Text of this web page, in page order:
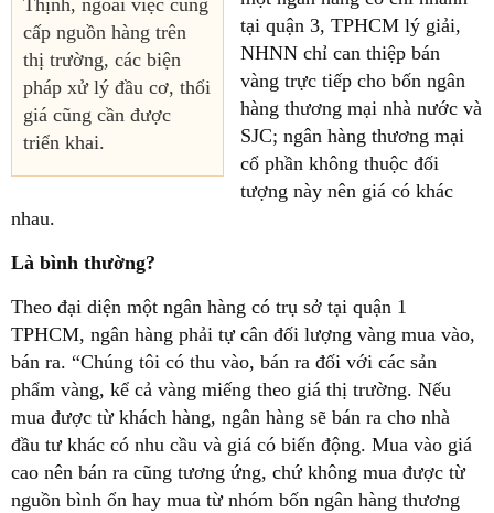
Thịnh, ngoài việc cung
cấp nguồn hàng trên
thị trường, các biện
pháp xử lý đầu cơ, thổi
giá cũng cần được
triển khai.
tại quận 3, TPHCM lý giải,
NHNN chỉ can thiệp bán
vàng trực tiếp cho bốn ngân
hàng thương mại nhà nước và
SJC; ngân hàng thương mại
cổ phần không thuộc đối
tượng này nên giá có khác
nhau.
Là bình thường?
Theo đại diện một ngân hàng có trụ sở tại quận 1
TPHCM, ngân hàng phải tự cân đối lượng vàng mua vào,
bán ra. “Chúng tôi có thu vào, bán ra đối với các sản
phẩm vàng, kể cả vàng miếng theo giá thị trường. Nếu
mua được từ khách hàng, ngân hàng sẽ bán ra cho nhà
đầu tư khác có nhu cầu và giá có biến động. Mua vào giá
cao nên bán ra cũng tương ứng, chứ không mua được từ
nguồn bình ổn hay mua từ nhóm bốn ngân hàng thương